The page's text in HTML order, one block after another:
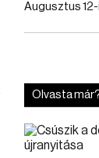
Augusztus
Olvasta